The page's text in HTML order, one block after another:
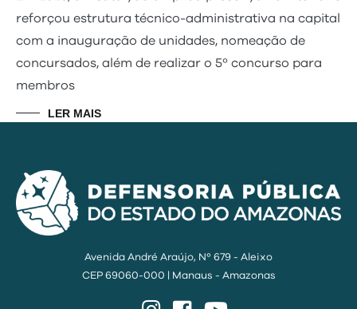
reforçou estrutura técnico-administrativa na capital
com a inauguração de unidades, nomeação de
concursados, além de realizar o 5º concurso para
membros
LER MAIS
Avenida André Araújo, Nº 679 - Aleixo
CEP 69060-000 | Manaus - Amazonas
InstagramFacebook